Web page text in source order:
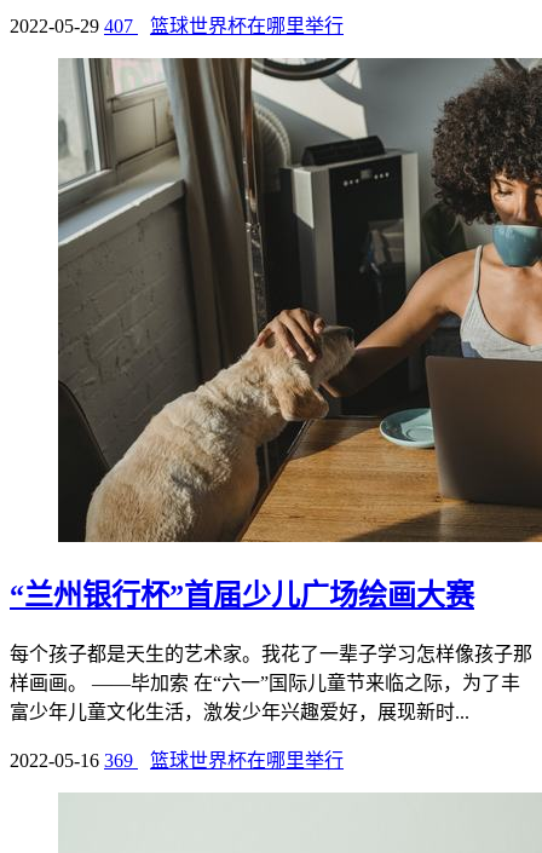
2022-05-29 407 篮球世界杯在哪里举行
“兰州银行杯”首届少儿广场绘画大赛
每个孩子都是天生的艺术家。我花了一辈子学习怎样像孩子那
样画画。 ——毕加索 在“六一”国际儿童节来临之际，为了丰
富少年儿童文化生活，激发少年兴趣爱好，展现新时...
2022-05-16 369 篮球世界杯在哪里举行